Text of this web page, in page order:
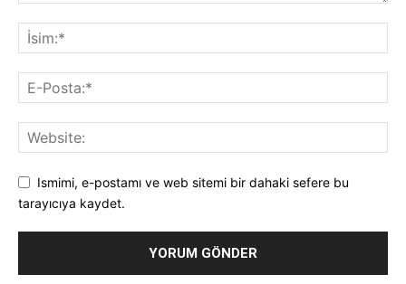
Ismimi, e-postamı ve web sitemi bir dahaki sefere bu
tarayıcıya kaydet.